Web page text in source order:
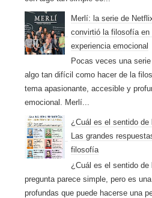
Merlí: la serie de
convirtió la filosofía en
experiencia emocional
Pocas veces una
algo tan difícil como hacer de la
tema apasionante, accesible y
emocional. Merlí...
¿Cuál es el sentido de
Las grandes
filosofía
¿Cuál es el sentido de
pregunta parece simple, pero es
profundas que puede hacerse una